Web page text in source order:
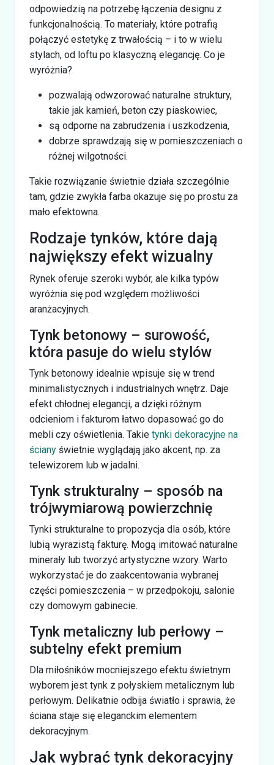
odpowiedzią na potrzebę łączenia designu z
funkcjonalnością. To materiały, które potrafią
połączyć estetykę z trwałością – i to w wielu
stylach, od loftu po klasyczną elegancję. Co je
wyróżnia?
pozwalają odwzorować naturalne struktury,
takie jak kamień, beton czy piaskowiec,
są odporne na zabrudzenia i uszkodzenia,
dobrze sprawdzają się w pomieszczeniach o
różnej wilgotności.
Takie rozwiązanie świetnie działa szczególnie
tam, gdzie zwykła farba okazuje się po prostu za
mało efektowna.
Rodzaje tynków, które dają
największy efekt wizualny
Rynek oferuje szeroki wybór, ale kilka typów
wyróżnia się pod względem możliwości
aranżacyjnych.
Tynk betonowy – surowość,
która pasuje do wielu stylów
Tynk betonowy idealnie wpisuje się w trend
minimalistycznych i industrialnych wnętrz. Daje
efekt chłodnej elegancji, a dzięki różnym
odcieniom i fakturom łatwo dopasować go do
mebli czy oświetlenia. Takie tynki dekoracyjne na
ściany świetnie wyglądają jako akcent, np. za
telewizorem lub w jadalni.
Tynk strukturalny – sposób na
trójwymiarową powierzchnię
Tynki strukturalne to propozycja dla osób, które
lubią wyrazistą fakturę. Mogą imitować naturalne
minerały lub tworzyć artystyczne wzory. Warto
wykorzystać je do zaakcentowania wybranej
części pomieszczenia – w przedpokoju, salonie
czy domowym gabinecie.
Tynk metaliczny lub perłowy –
subtelny efekt premium
Dla miłośników mocniejszego efektu świetnym
wyborem jest tynk z połyskiem metalicznym lub
perłowym. Delikatnie odbija światło i sprawia, że
ściana staje się eleganckim elementem
dekoracyjnym.
Jak wybrać tynk dekoracyjny